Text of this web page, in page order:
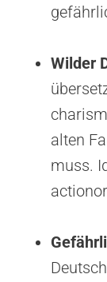
Wilder
alten
muss.